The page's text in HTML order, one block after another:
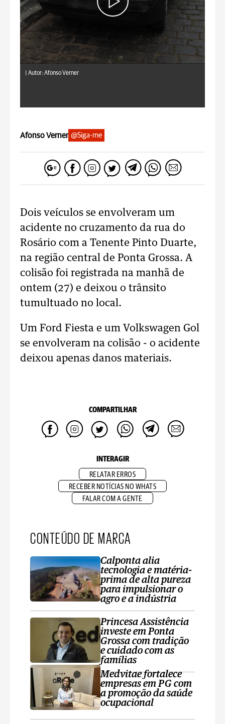
Autor: Afonso Verner
Afonso Verner @Siga-me
Dois veículos se envolveram um
acidente no cruzamento da rua do
Rosário com a Tenente Pinto Duarte,
na região central de Ponta Grossa. A
colisão foi registrada na manhã de
ontem (27) e deixou o trânsito
tumultuado no local.
Um Ford Fiesta e um Volkswagen Gol
se envolveram na colisão - o acidente
deixou apenas danos materiais.
COMPARTILHAR
INTERAGIR
RELATAR ERROS
RECEBER NOTÍCIAS NO WHATS
FALAR COM A GENTE
CONTEÚDO DE MARCA
Calponta alia
tecnologia e matéria-
prima de alta pureza
para impulsionar o
agro e a indústria
Princesa Assistência
investe em Ponta
Grossa com tradição
e cuidado com as
famílias
Medvitae fortalece
empresas em PG com
a promoção da saúde
ocupacional